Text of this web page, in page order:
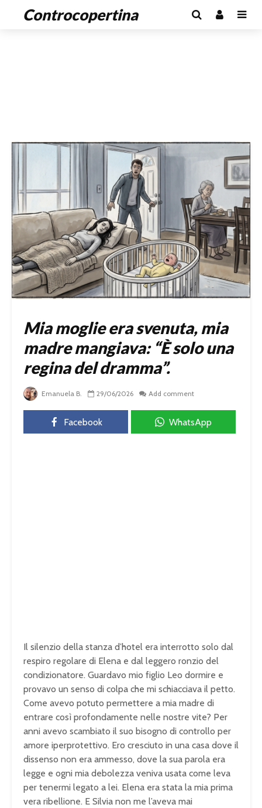
Controcopertina
Mia moglie era svenuta, mia
madre mangiava: “È solo una
regina del dramma”.
Emanuela B. 29/06/2026 Add comment
Facebook WhatsApp
Il silenzio della stanza d’hotel era interrotto solo dal
respiro regolare di Elena e dal leggero ronzio del
condizionatore. Guardavo mio figlio Leo dormire e
provavo un senso di colpa che mi schiacciava il petto.
Come avevo potuto permettere a mia madre di
entrare così profondamente nelle nostre vite? Per
anni avevo scambiato il suo bisogno di controllo per
amore iperprotettivo. Ero cresciuto in una casa dove il
dissenso non era ammesso, dove la sua parola era
legge e ogni mia debolezza veniva usata come leva
per tenermi legato a lei. Elena era stata la mia prima
vera ribellione. E Silvia non me l’aveva mai